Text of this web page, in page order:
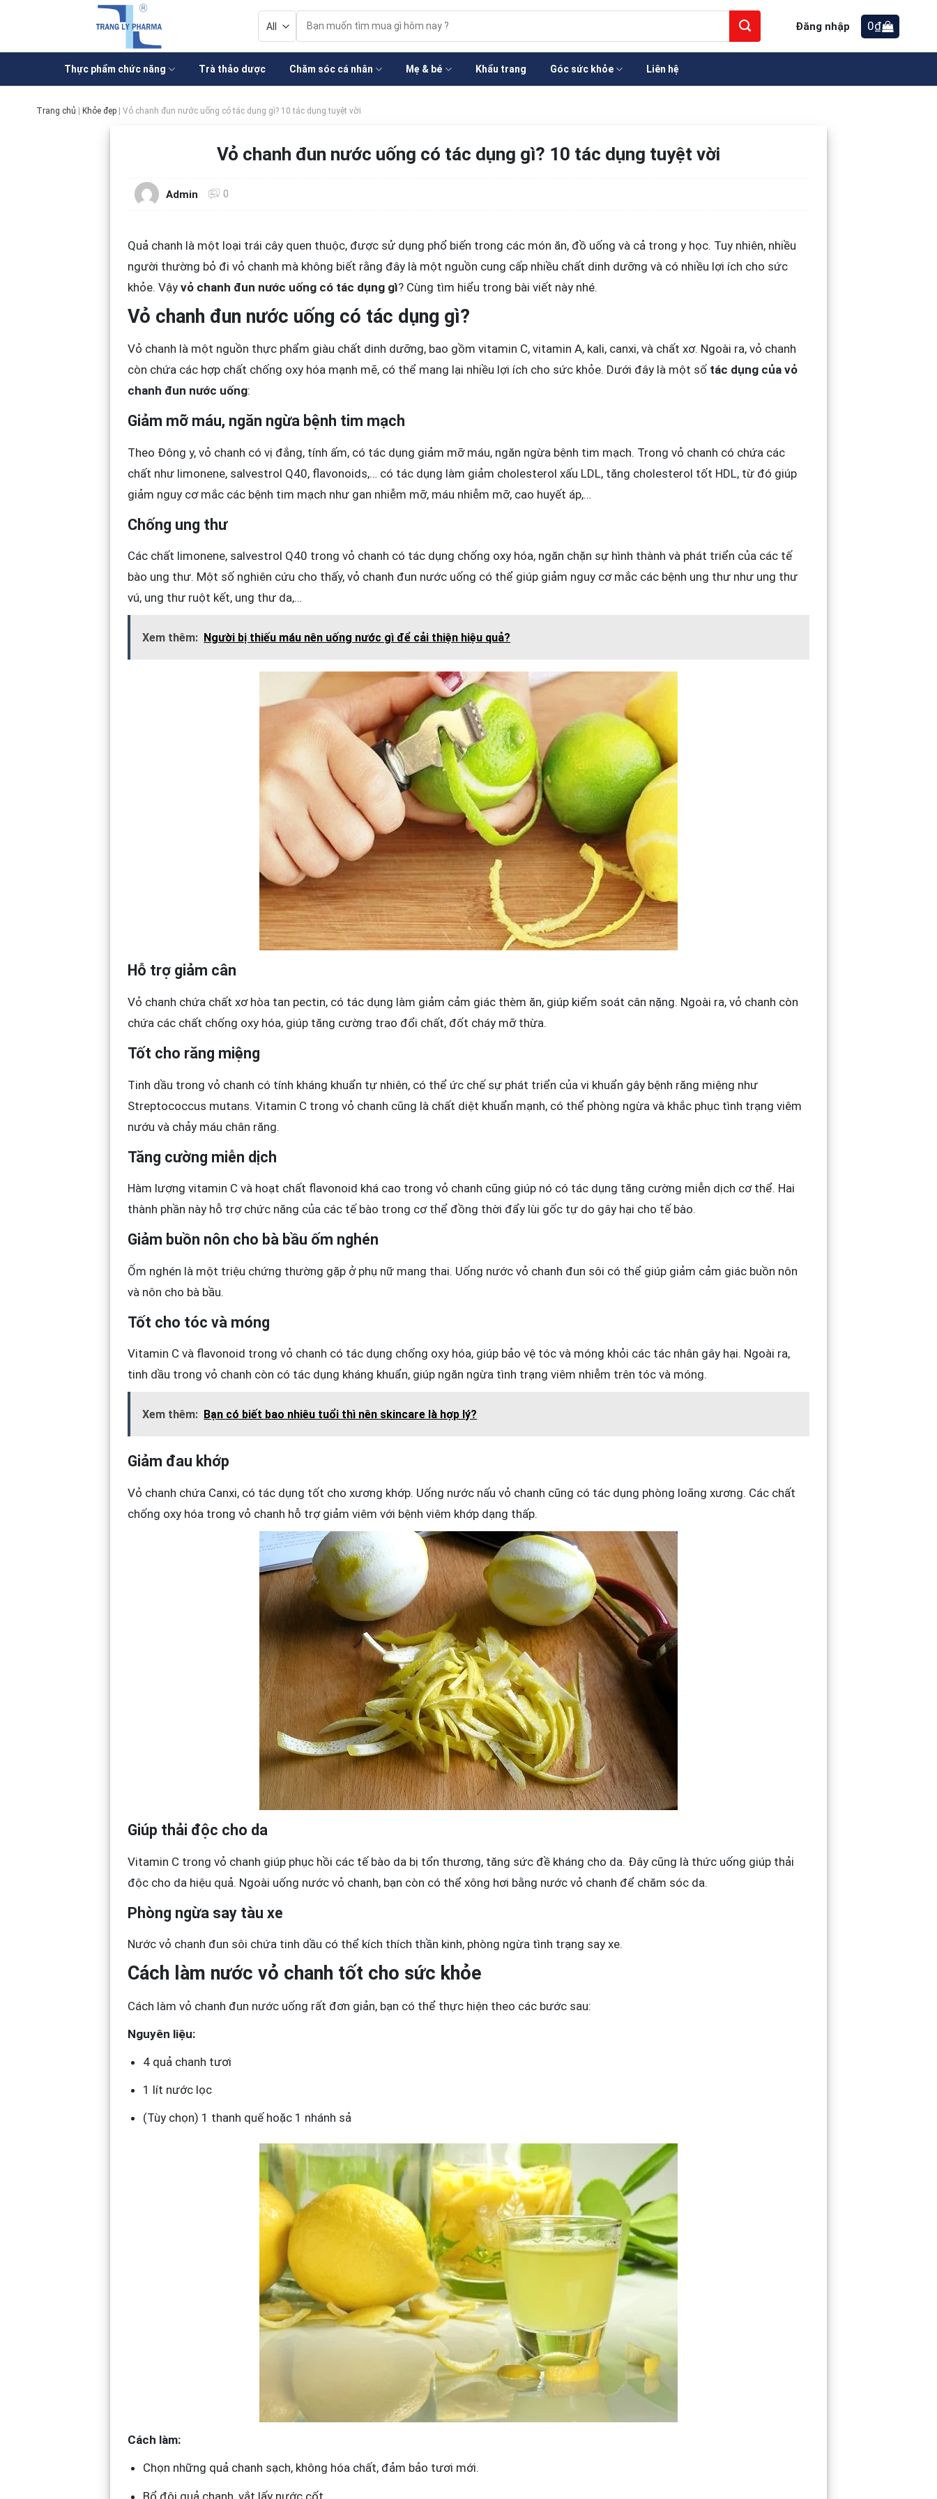
content
kiếm:
Đăng nhập 0₫
Thực phẩm chức năng Trà thảo dược Chăm sóc cá nhân Mẹ & bé Khẩu trang Góc sức khỏe Liên hệ
Trang chủ Khỏe đẹp Vỏ chanh đun nước uống có tác dụng gì? 10 tác dụng tuyệt vời
Vỏ chanh đun nước uống có tác dụng gì? 10 tác dụng tuyệt vời
Admin 0
Quả chanh là một loại trái cây quen thuộc, được sử dụng phổ biến trong các món ăn, đồ uống và cả trong y học. Tuy nhiên, nhiều
người thường bỏ đi vỏ chanh mà không biết rằng đây là một nguồn cung cấp nhiều chất dinh dưỡng và có nhiều lợi ích cho sức
khỏe. Vậyvỏ chanh đun nước uống có tác dụng gì? Cùng tìm hiểu trong bài viết này nhé.
Vỏ chanh đun nước uống có tác dụng gì?
Vỏ chanh là một nguồn thực phẩm giàu chất dinh dưỡng, bao gồm vitamin C, vitamin A, kali, canxi, và chất xơ. Ngoài ra, vỏ chanh
còn chứa các hợp chất chống oxy hóa mạnh mẽ, có thể mang lại nhiều lợi ích cho sức khỏe. Dưới đây là một số tác dụng của vỏ
chanh đun nước uống:
Giảm mỡ máu, ngăn ngừa bệnh tim mạch
Theo Đông y, vỏ chanh có vị đắng, tính ấm, có tác dụng giảm mỡ máu, ngăn ngừa bệnh tim mạch. Trong vỏ chanh có chứa các
chất như limonene, salvestrol Q40, flavonoids,… có tác dụng làm giảm cholesterol xấu LDL, tăng cholesterol tốt HDL, từ đó giúp
giảm nguy cơ mắc các bệnh tim mạch như gan nhiễm mỡ, máu nhiễm mỡ, cao huyết áp,…
Chống ung thư
Các chất limonene, salvestrol Q40 trong vỏ chanh có tác dụng chống oxy hóa, ngăn chặn sự hình thành và phát triển của các tế
bào ung thư. Một số nghiên cứu cho thấy, vỏ chanh đun nước uống có thể giúp giảm nguy cơ mắc các bệnh ung thư như ung thư
vú, ung thư ruột kết, ung thư da,…
Xem thêm: Người bị thiếu máu nên uống nước gì để cải thiện hiệu quả?
Hỗ trợ giảm cân
Vỏ chanh chứa chất xơ hòa tan pectin, có tác dụng làm giảm cảm giác thèm ăn, giúp kiểm soát cân nặng. Ngoài ra, vỏ chanh còn
chứa các chất chống oxy hóa, giúp tăng cường trao đổi chất, đốt cháy mỡ thừa.
Tốt cho răng miệng
Tinh dầu trong vỏ chanh có tính kháng khuẩn tự nhiên, có thể ức chế sự phát triển của vi khuẩn gây bệnh răng miệng như
Streptococcus mutans. Vitamin C trong vỏ chanh cũng là chất diệt khuẩn mạnh, có thể phòng ngừa và khắc phục tình trạng viêm
nướu và chảy máu chân răng.
Tăng cường miễn dịch
Hàm lượng vitamin C và hoạt chất flavonoid khá cao trong vỏ chanh cũng giúp nó có tác dụng tăng cường miễn dịch cơ thể. Hai
thành phần này hỗ trợ chức năng của các tế bào trong cơ thể đồng thời đẩy lùi gốc tự do gây hại cho tế bào.
Giảm buồn nôn cho bà bầu ốm nghén
Ốm nghén là một triệu chứng thường gặp ở phụ nữ mang thai. Uống nước vỏ chanh đun sôi có thể giúp giảm cảm giác buồn nôn
và nôn cho bà bầu.
Tốt cho tóc và móng
Vitamin C và flavonoid trong vỏ chanh có tác dụng chống oxy hóa, giúp bảo vệ tóc và móng khỏi các tác nhân gây hại. Ngoài ra,
tinh dầu trong vỏ chanh còn có tác dụng kháng khuẩn, giúp ngăn ngừa tình trạng viêm nhiễm trên tóc và móng.
Xem thêm: Bạn có biết bao nhiêu tuổi thì nên skincare là hợp lý?
Giảm đau khớp
Vỏ chanh chứa Canxi, có tác dụng tốt cho xương khớp. Uống nước nấu vỏ chanh cũng có tác dụng phòng loãng xương. Các chất
chống oxy hóa trong vỏ chanh hỗ trợ giảm viêm với bệnh viêm khớp dạng thấp.
Giúp thải độc cho da
Vitamin C trong vỏ chanh giúp phục hồi các tế bào da bị tổn thương, tăng sức đề kháng cho da. Đây cũng là thức uống giúp thải
độc cho da hiệu quả. Ngoài uống nước vỏ chanh, bạn còn có thể xông hơi bằng nước vỏ chanh để chăm sóc da.
Phòng ngừa say tàu xe
Nước vỏ chanh đun sôi chứa tinh dầu có thể kích thích thần kinh, phòng ngừa tình trạng say xe.
Cách làm nước vỏ chanh tốt cho sức khỏe
Cách làm vỏ chanh đun nước uống rất đơn giản, bạn có thể thực hiện theo các bước sau:
Nguyên liệu:
4 quả chanh tươi
1 lít nước lọc
(Tùy chọn) 1 thanh quế hoặc 1 nhánh sả
Cách làm:
Chọn những quả chanh sạch, không hóa chất, đảm bảo tươi mới.
Bổ đôi quả chanh, vắt lấy nước cốt.